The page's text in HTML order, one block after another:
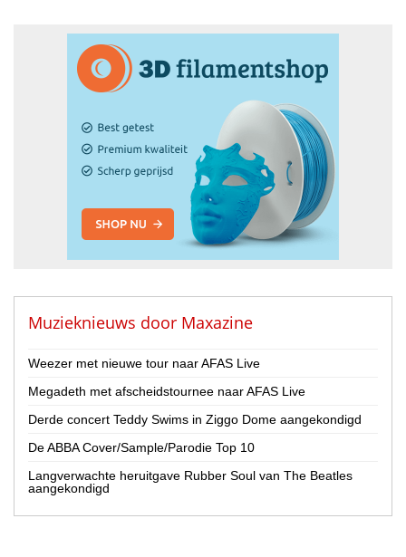
Muzieknieuws door Maxazine
Weezer met nieuwe tour naar AFAS Live
Megadeth met afscheidstournee naar AFAS Live
Derde concert Teddy Swims in Ziggo Dome aangekondigd
De ABBA Cover/Sample/Parodie Top 10
Langverwachte heruitgave Rubber Soul van The Beatles
aangekondigd